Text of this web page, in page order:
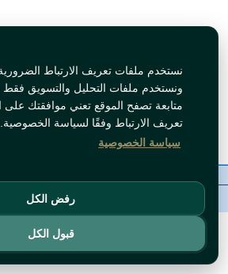
نستخدم ملفات تعريف الارتباط
ونستخدم ملفات التحليل والتسويق فقط
متابعة تصفح الموقع تعني موافقتك
تعريف الارتباط وفقًا لسياسة الخصوصية.
سياسة الخصوصية
رفض الكل
قبول الكل
حقوق النشر©2018-2026